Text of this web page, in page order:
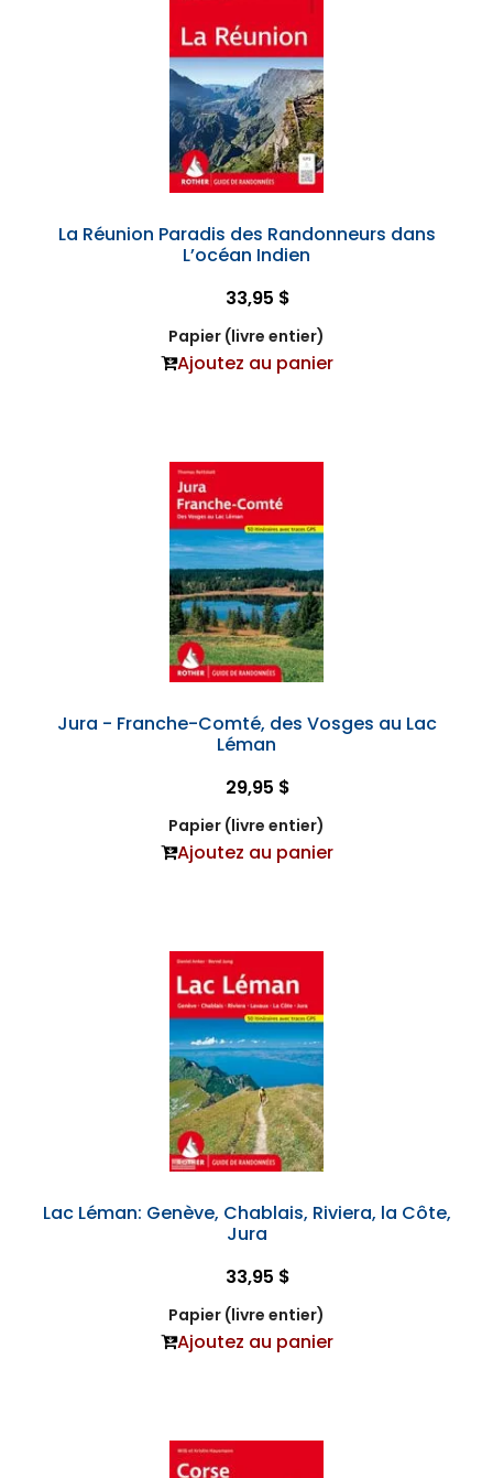
La Réunion Paradis des Randonneurs dans
L’océan Indien
33,95 $
Papier (livre entier)
Ajoutez au panier
Jura - Franche-Comté, des Vosges au Lac
Léman
29,95 $
Papier (livre entier)
Ajoutez au panier
Lac Léman: Genève, Chablais, Riviera, la Côte,
Jura
33,95 $
Papier (livre entier)
Ajoutez au panier